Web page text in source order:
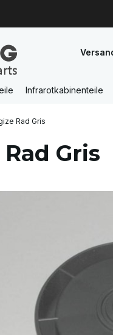
Infrarotkabinenteile
Rad Gris
Gris